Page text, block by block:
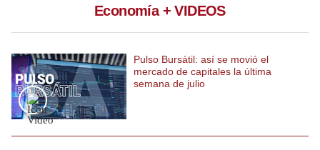
Podcast
Gestión TV
Videos
Economía + VIDEOS
Pulso Bursátil: así se movió el
mercado de capitales la última
semana de julio